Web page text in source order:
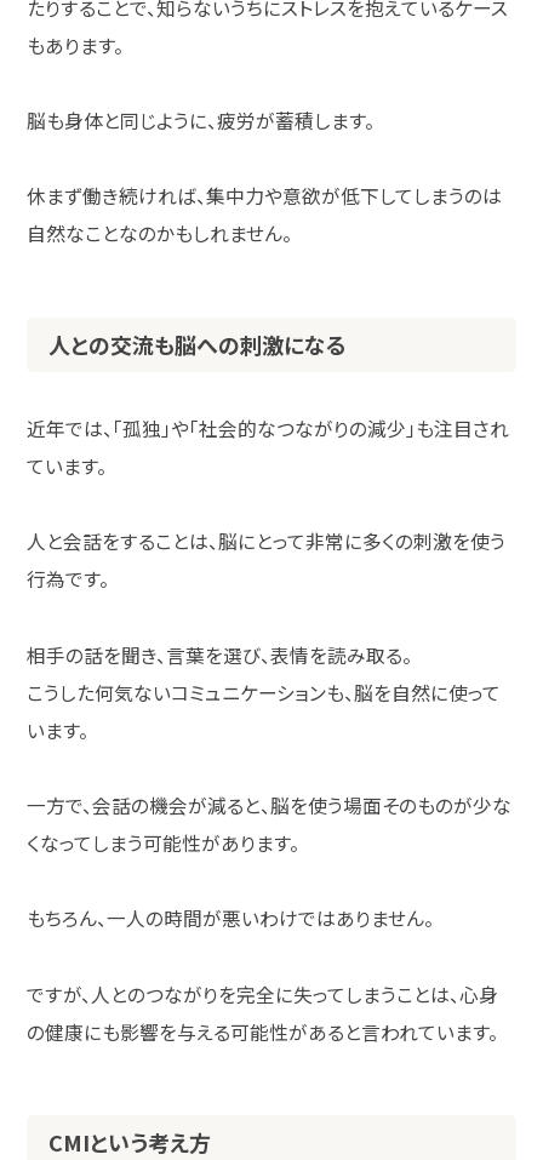
たりすることで、知らないうちにストレスを抱えているケース
もあります。
脳も身体と同じように、疲労が蓄積します。
休まず働き続ければ、集中力や意欲が低下してしまうのは
自然なことなのかもしれません。
人との交流も脳への刺激になる
近年では、「孤独」や「社会的なつながりの減少」も注目され
ています。
人と会話をすることは、脳にとって非常に多くの刺激を使う
行為です。
相手の話を聞き、言葉を選び、表情を読み取る。
こうした何気ないコミュニケーションも、脳を自然に使って
います。
一方で、会話の機会が減ると、脳を使う場面そのものが少な
くなってしまう可能性があります。
もちろん、一人の時間が悪いわけではありません。
ですが、人とのつながりを完全に失ってしまうことは、心身
の健康にも影響を与える可能性があると言われています。
CMIという考え方